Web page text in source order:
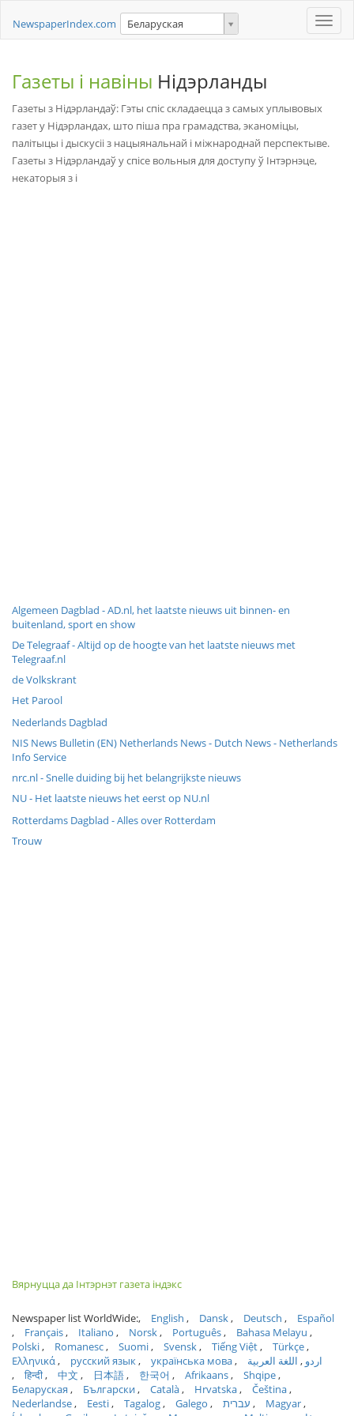
Toggle
NewspaperIndex.com Беларуская
Газеты і навіны Нідэрланды
Газеты з Нідэрландаў: Гэты спіс складаецца з самых уплывовых
газет у Нідэрландах, што піша пра грамадства, эканоміцы,
палітыцы і дыскусіі з нацыянальнай і міжнароднай перспектыве.
Газеты з Нідэрландаў у спісе вольныя для доступу ў Інтэрнэце,
некаторыя з і
Algemeen Dagblad - AD.nl, het laatste nieuws uit binnen- en
buitenland, sport en show
De Telegraaf - Altijd op de hoogte van het laatste nieuws met
Telegraaf.nl
de Volkskrant
Het Parool
Nederlands Dagblad
NIS News Bulletin (EN) Netherlands News - Dutch News - Netherlands
Info Service
nrc.nl - Snelle duiding bij het belangrijkste nieuws
NU - Het laatste nieuws het eerst op NU.nl
Rotterdams Dagblad - Alles over Rotterdam
Trouw
Вярнуцца да Інтэрнэт газета індэкс
Newspaper list WorldWide: English Dansk Deutsch
Español
Français
Italiano Norsk Português
Bahasa Melayu
Polski
Romanesc Suomi Svensk Tiếng Việt
Türkçe
Ελληνικά
русский язык українська мова اردو
اللغة العربية
हिन्दी
中文 日本語 한국어 Afrikaans
Shqipe
Беларуская
Български Català Hrvatska
Čeština
Nederlandse
Eesti Tagalog Galego עברית
Magyar